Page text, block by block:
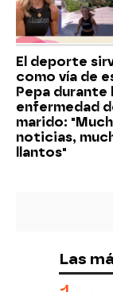
El deporte
como vía de
Pepa durante
enfermedad
marido:
noticias,
llantos"
Las